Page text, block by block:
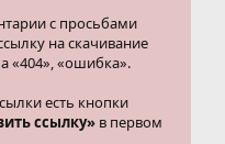
с просьбами
на скачивание
«404», «ошибка».
есть кнопки
ссылку» в первом